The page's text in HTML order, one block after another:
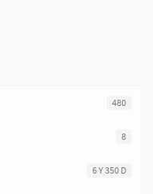
480
8
6 Y 350 D